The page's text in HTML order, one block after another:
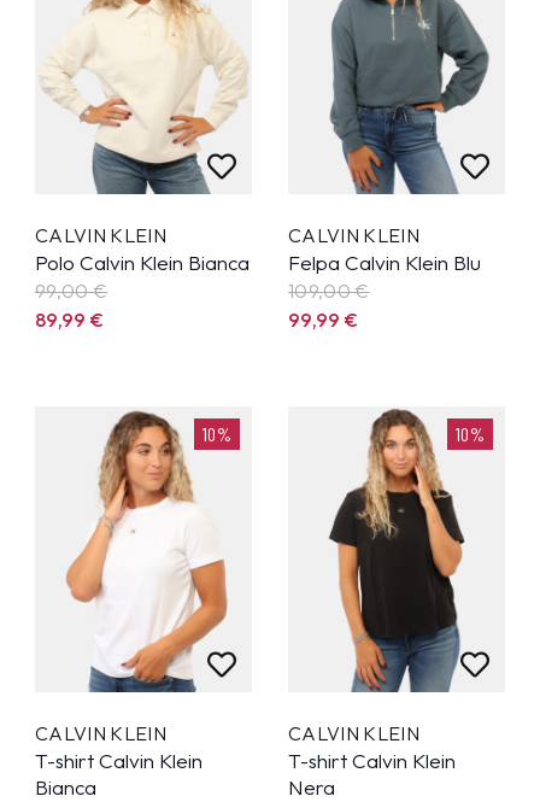
CALVIN KLEIN
Polo Calvin Klein Bianca
99,00 €
89,99€
CALVIN KLEIN
Felpa Calvin Klein Blu
109,00 €
99,99€
10%
CALVIN KLEIN
T-shirt Calvin Klein
Bianca
10%
CALVIN KLEIN
T-shirt Calvin Klein
Nera